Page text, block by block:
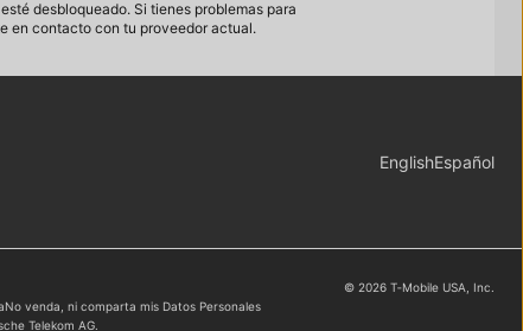
desbloqueado. Si tienes problemas para
en contacto con tu proveedor actual.
Elegir idioma
EnglishEspañol
No venda, ni comparta mis Datos Personales
Telekom AG.
© 2026 T‑Mobile USA, Inc.